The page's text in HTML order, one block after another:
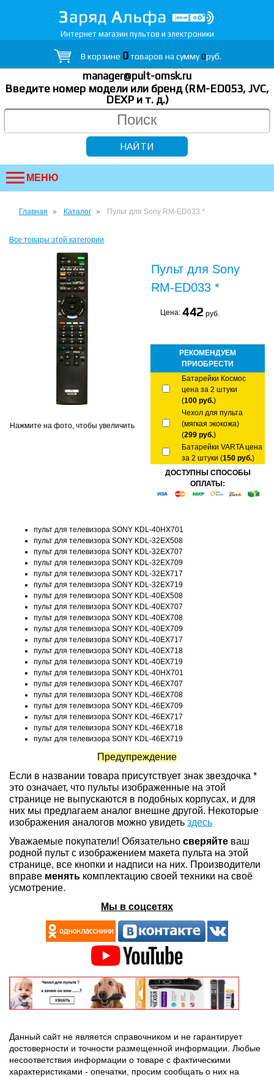
Интернет магазин пультов и электроники
В корзине 0товаров на сумму0руб.
manager@pult-omsk.ru
Введите номер модели или бренд (RM-ED053, JVC,
DEXP и т. д.)
МЕНЮ
Главная Каталог Пульт для Sony RM-ED033 *
Все товары этой категории
Нажмите на фото, чтобы увеличить
Пульт для Sony
RM-ED033 *
Цена: 442 руб.
РЕКОМЕНДУЕМ
ПРИОБРЕСТИ
Батарейки Космос
цена за 2 штуки
(100 руб.)
Чехол для пульта
(мягкая экокожа)
(299 руб.)
Батарейки VARTA цена
за 2 штуки (150 руб.)
ДОСТУПНЫ СПОСОБЫ
ОПЛАТЫ:
пульт для телевизора SONY KDL-40HX701
пульт для телевизора SONY KDL-32EX508
пульт для телевизора SONY KDL-32EX707
пульт для телевизора SONY KDL-32EX709
пульт для телевизора SONY KDL-32EX717
пульт для телевизора SONY KDL-32EX719
пульт для телевизора SONY KDL-40EX508
пульт для телевизора SONY KDL-40EX707
пульт для телевизора SONY KDL-40EX708
пульт для телевизора SONY KDL-40EX709
пульт для телевизора SONY KDL-40EX717
пульт для телевизора SONY KDL-40EX718
пульт для телевизора SONY KDL-40EX719
пульт для телевизора SONY KDL-40HX701
пульт для телевизора SONY KDL-46EX707
пульт для телевизора SONY KDL-46EX708
пульт для телевизора SONY KDL-46EX709
пульт для телевизора SONY KDL-46EX717
пульт для телевизора SONY KDL-46EX718
пульт для телевизора SONY KDL-46EX719
Предупреждение
Если в названии товара присутствует знак звездочка *
это означает, что пульты изображенные на этой
странице не выпускаются в подобных корпусах, и для
них мы предлагаем аналог внешне другой. Некоторые
изображения аналогов можно увидеть здесь
Уважаемые покупатели! Обязательно сверяйте ваш
родной пульт с изображением макета пульта на этой
странице, все кнопки и надписи на них. Производители
вправе менять комплектацию своей техники на своё
усмотрение.
Мы в соцсетях
Данный сайт не является справочником и не гарантирует
достоверности и точности размещенной информации. Любые
несоответствия информации о товаре с фактическими
характеристиками - опечатки, просим сообщать о них на